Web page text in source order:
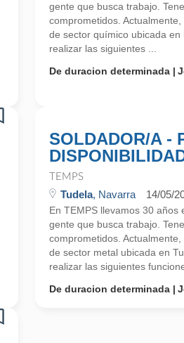
gente que busca trabajo.
comprometidos.
de sector químico ubicada en
realizar las siguientes ...
De duracion determinada
SOLDADOR/A -
TEMPS
Tudela, Navarra 14/05/
En TEMPS llevamos 30
gente que busca trabajo.
comprometidos.
de sector metal ubicada en
realizar las siguientes
De duracion determinada